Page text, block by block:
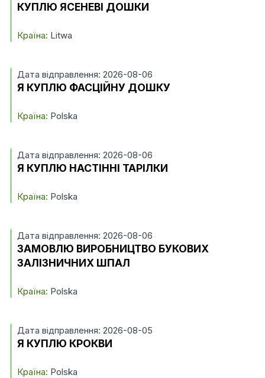
КУПЛЮ ЯСЕНЕВІ ДОШКИ
Країна: Litwa
Дата відправлення: 2026-08-06
Я КУПЛЮ ФАСЦІЙНУ ДОШКУ
Країна: Polska
Дата відправлення: 2026-08-06
Я КУПЛЮ НАСТІННІ ТАРІЛКИ
Країна: Polska
Дата відправлення: 2026-08-06
ЗАМОВЛЮ ВИРОБНИЦТВО БУКОВИХ
ЗАЛІЗНИЧНИХ ШПАЛ
Країна: Polska
Дата відправлення: 2026-08-05
Я КУПЛЮ КРОКВИ
Країна: Polska